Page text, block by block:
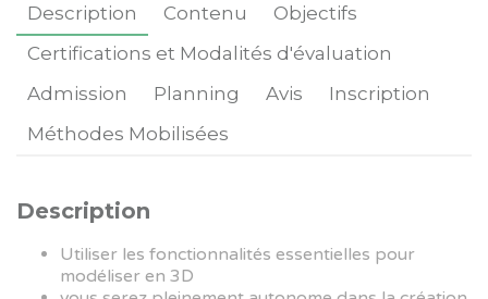
Description Contenu
Objectifs
Certifications et Modalités d'évaluation
Admission
Planning Avis
Inscription
Méthodes Mobilisées
Description
Utiliser les fonctionnalités essentielles pour
modéliser en 3D